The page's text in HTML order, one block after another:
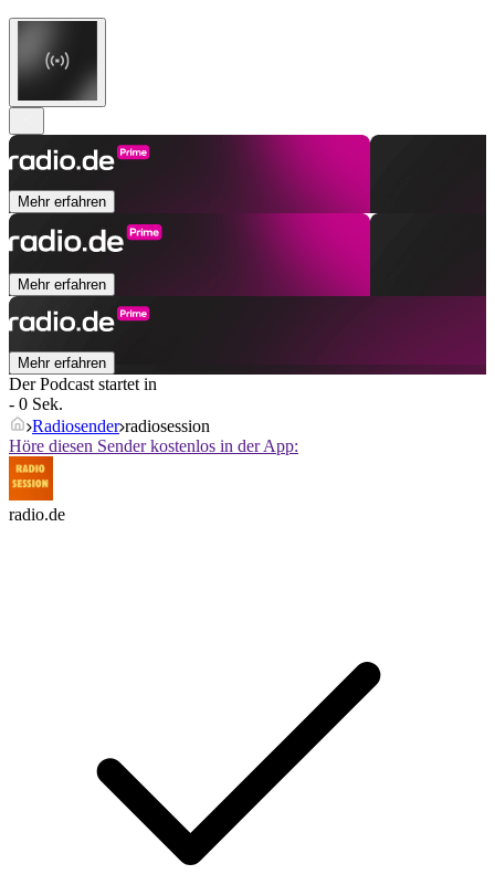
Mehr erfahren
Mehr erfahren
Mehr erfahren
Der Podcast startet in
- 0 Sek.
Radiosender radiosession
Höre diesen Sender kostenlos in der App:
radio.de